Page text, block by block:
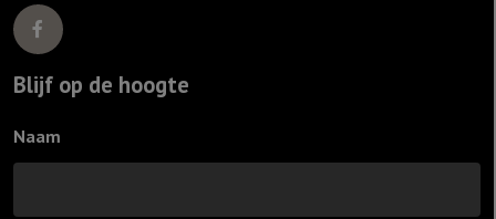
Blijf op de hoogte
Naam